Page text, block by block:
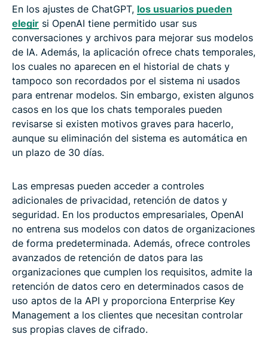
En los ajustes de ChatGPT, los usuarios pueden
elegir si OpenAI tiene permitido usar sus
conversaciones y archivos para mejorar sus modelos
de IA. Además, la aplicación ofrece chats temporales,
los cuales no aparecen en el historial de chats y
tampoco son recordados por el sistema ni usados
para entrenar modelos. Sin embargo, existen algunos
casos en los que los chats temporales pueden
revisarse si existen motivos graves para hacerlo,
aunque su eliminación del sistema es automática en
un plazo de 30 días.
Las empresas pueden acceder a controles
adicionales de privacidad, retención de datos y
seguridad. En los productos empresariales, OpenAI
no entrena sus modelos con datos de organizaciones
de forma predeterminada. Además, ofrece controles
avanzados de retención de datos para las
organizaciones que cumplen los requisitos, admite la
retención de datos cero en determinados casos de
uso aptos de la API y proporciona Enterprise Key
Management a los clientes que necesitan controlar
sus propias claves de cifrado.